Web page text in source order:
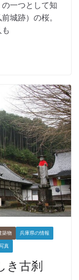
一つとして知
城跡）の桜。
築物 兵庫県の情報
真
き古刹